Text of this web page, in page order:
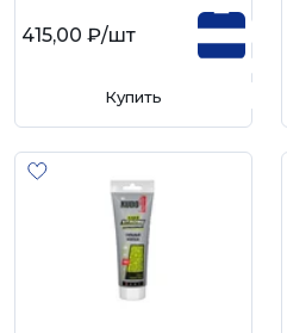
415,00 ₽/шт
Купить